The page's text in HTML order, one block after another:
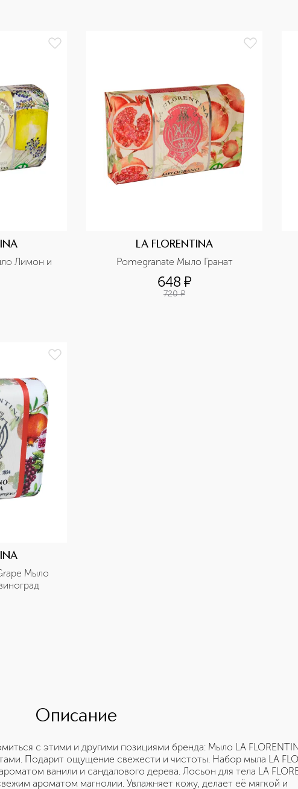
Лимон и
LA FLORENTINA
Pomegranate Мыло Гранат
648 ¤
720 ¤
Мыло
Описание
с этими и другими позициями бренда: Мыло LA
Подарит ощущение свежести и чистоты. Набор мыла LA
ванили и сандалового дерева. Лосьон для тела LA
ароматом магнолии. Увлажняет кожу, делает её мягкой и